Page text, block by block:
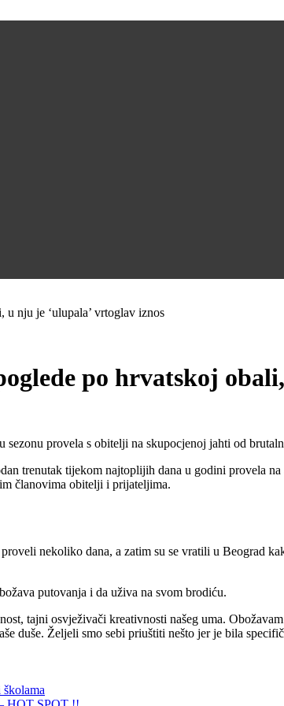
nju je ‘ulupala’ vrtoglav iznos
po hrvatskoj
provela s obitelji na skupocjenoj jahti od
trenutak tijekom najtoplijih dana u godini provela
članovima obitelji i prijateljima.
nekoliko dana, a zatim su se vratili u Beograd
putovanja i da uživa na svom brodiću.
tajni osvježivači kreativnosti našeg uma.
duše. Željeli smo sebi priuštiti nešto jer je bila